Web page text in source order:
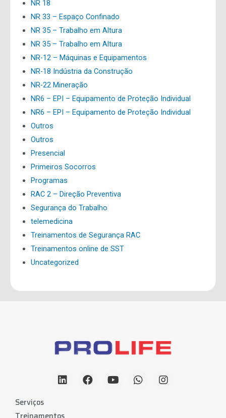
NR 18
NR 33 – Espaço Confinado
NR 35 – Trabalho em Altura
NR 35 – Trabalho em Altura
NR-12 – Máquinas e Equipamentos
NR-18 Indústria da Construção
NR-22 Mineração
NR6 – EPI – Equipamento de Proteção Individual
NR6 – EPI – Equipamento de Proteção Individual
Outros
Outros
Presencial
Primeiros Socorros
Programas
RAC 2 – Direção Preventiva
Segurança do Trabalho
telemedicina
Treinamentos de Segurança RAC
Treinamentos online de SST
Uncategorized
Serviços
Treinamentos